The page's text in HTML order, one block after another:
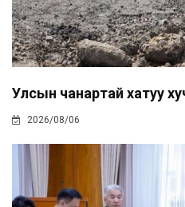
Улсын чанартай хатуу
2026/08/06